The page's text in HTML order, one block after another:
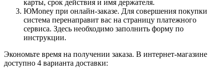
карты, срок действия и имя держателя.
ЮMoney при онлайн-заказе. Для совершения покупки
система перенаправит вас на страницу платежного
сервиса. Здесь необходимо заполнить форму по
инструкции.
Экономьте время на получении заказа. В интернет-магазине
доступно 4 варианта доставки: